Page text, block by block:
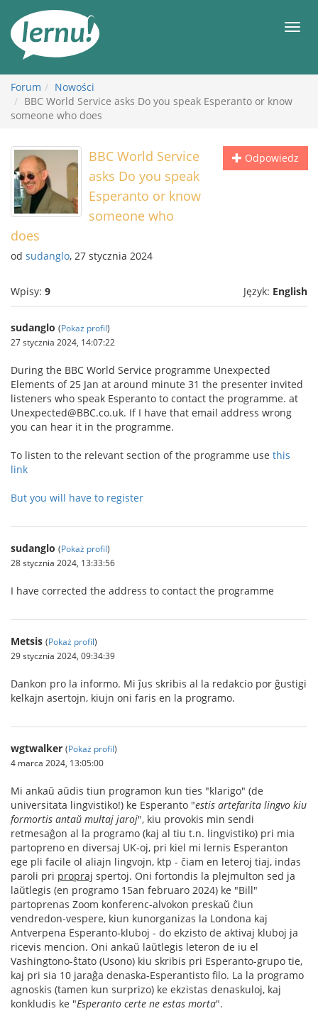
Forum
Nowości
BBC World Service asks Do you speak Esperanto or know
someone who does
Odpowiedz
BBC World Service
asks Do you speak
Esperanto or know
someone who
does
od sudanglo, 27 stycznia 2024
Wpisy: 9 Język: English
sudanglo (Pokaż profil)
27 stycznia 2024, 14:07:22
During the BBC World Service programme Unexpected
Elements of 25 Jan at around minute 31 the presenter invited
listeners who speak Esperanto to contact the programme. at
Unexpected@BBC.co.uk. If I have that email address wrong
you can hear it in the programme.
To listen to the relevant section of the programme use this
link
But you will have to register
sudanglo (Pokaż profil)
28 stycznia 2024, 13:33:56
I have corrected the address to contact the programme
Metsis (Pokaż profil)
29 stycznia 2024, 09:34:39
Dankon pro la informo. Mi ĵus skribis al la redakcio por ĝustigi
kelkajn asertojn, kiujn oni faris en la programo.
wgtwalker (Pokaż profil)
4 marca 2024, 13:05:00
Mi ankaŭ aŭdis tiun programon kun ties "klarigo" (de
universitata lingvistiko!) ke Esperanto "estis artefarita lingvo kiu
formortis antaŭ multaj jaroj", kiu provokis min sendi
retmesaĝon al la programo (kaj al tiu t.n. lingvistiko) pri mia
partopreno en diversaj UK-oj, pri kiel mi lernis Esperanton
ege pli facile ol aliajn lingvojn, ktp - ĉiam en leteroj tiaj, indas
paroli pri propraj spertoj. Oni fortondis la plejmulton sed ja
laŭtlegis (en programo 15an februaro 2024) ke "Bill"
partoprenas Zoom konferenc-alvokon preskaŭ ĉiun
vendredon-vespere, kiun kunorganizas la Londona kaj
Antverpena Esperanto-kluboj - do ekzisto de aktivaj kluboj ja
ricevis mencion. Oni ankaŭ laŭtlegis leteron de iu el
Vashingtono-ŝtato (Usono) kiu skribis pri Esperanto-grupo tie,
kaj pri sia 10 jaraĝa denaska-Esperantisto filo. La la programo
agnoskis (tamen kun surprizo) ke ekzistas denaskuloj, kaj
konkludis ke "Esperanto certe ne estas morta".